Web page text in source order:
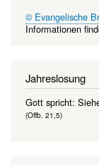
© Evangelische
Informationen
Jahreslosung
Gott spricht:
(Offb. 21,5)